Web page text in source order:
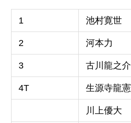
1 池村寛世
2 河本力
3 古川龍之介
4T 生源寺龍憲
川上優大